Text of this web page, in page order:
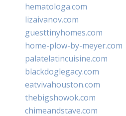
hematologa.com
lizaivanov.com
guesttinyhomes.com
home-plow-by-meyer.com
palatelatincuisine.com
blackdoglegacy.com
eatvivahouston.com
thebigshowok.com
chimeandstave.com